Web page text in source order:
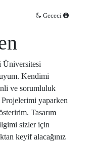
Gececi
Üniversitesi
Kendimi
ve sorumluluk
yaparken
Tasarım
sizler için
keyif alacağınız